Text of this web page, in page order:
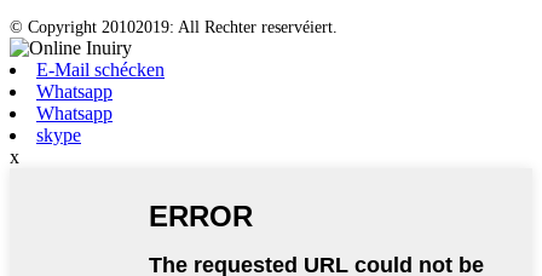
© Copyright 20102019: All Rechter reservéiert.
E-Mail schécken
Whatsapp
Whatsapp
skype
x